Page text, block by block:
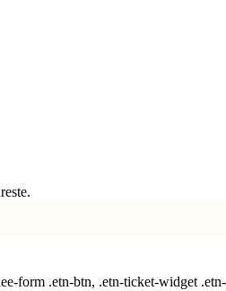
form .etn-btn, .etn-ticket-widget